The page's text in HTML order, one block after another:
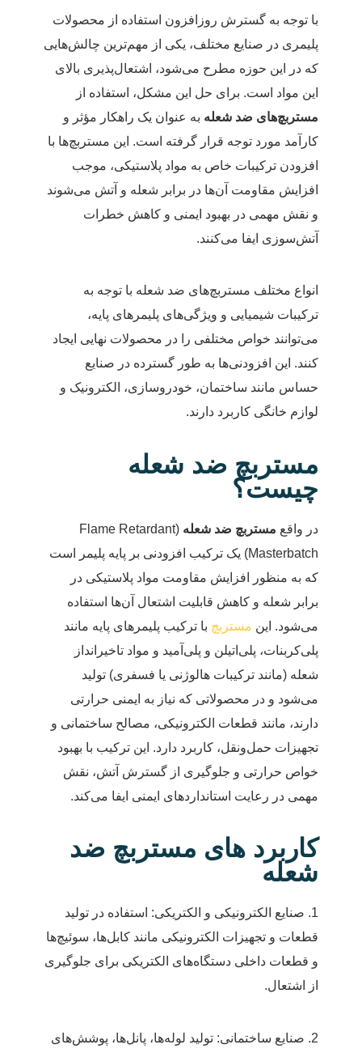
با توجه به گسترش روزافزون استفاده از محصولات
پلیمری در صنایع مختلف، یکی از مهم‌ترین چالش‌هایی
که در این حوزه مطرح می‌شود، اشتعال‌پذیری بالای
این مواد است. برای حل این مشکل، استفاده از
مستربچ‌های ضد شعله به عنوان یک راهکار مؤثر و
کارآمد مورد توجه قرار گرفته است. این مستربچ‌ها با
افزودن ترکیبات خاص به مواد پلاستیکی، موجب
افزایش مقاومت آن‌ها در برابر شعله و آتش می‌شوند
و نقش مهمی در بهبود ایمنی و کاهش خطرات
آتش‌سوزی ایفا می‌کنند.
انواع مختلف مستربچ‌های ضد شعله با توجه به
ترکیبات شیمیایی و ویژگی‌های پلیمرهای پایه،
می‌توانند خواص مختلفی را در محصولات نهایی ایجاد
کنند. این افزودنی‌ها به طور گسترده در صنایع
حساس مانند ساختمان، خودروسازی، الکترونیک و
لوازم خانگی کاربرد دارند.
مستربچ ضد شعله
چیست؟
در واقع مستربچ ضد شعله (Flame Retardant
Masterbatch) یک ترکیب افزودنی بر پایه پلیمر است
که به منظور افزایش مقاومت مواد پلاستیکی در
برابر شعله و کاهش قابلیت اشتعال آن‌ها استفاده
می‌شود. این مستربچ با ترکیب پلیمرهای پایه مانند
پلی‌کربنات، پلی‌اتیلن و پلی‌آمید و مواد تاخیرانداز
شعله (مانند ترکیبات هالوژنی یا فسفری) تولید
می‌شود و در محصولاتی که نیاز به ایمنی حرارتی
دارند، مانند قطعات الکترونیکی، مصالح ساختمانی و
تجهیزات حمل‌ونقل، کاربرد دارد. این ترکیب با بهبود
خواص حرارتی و جلوگیری از گسترش آتش، نقش
مهمی در رعایت استانداردهای ایمنی ایفا می‌کند.
کاربرد های مستربچ ضد
شعله
1. صنایع الکترونیکی و الکتریکی: استفاده در تولید
قطعات و تجهیزات الکترونیکی مانند کابل‌ها، سوئیچ‌ها
و قطعات داخلی دستگاه‌های الکتریکی برای جلوگیری
از اشتعال.
2. صنایع ساختمانی: تولید لوله‌ها، پانل‌ها، پوشش‌های